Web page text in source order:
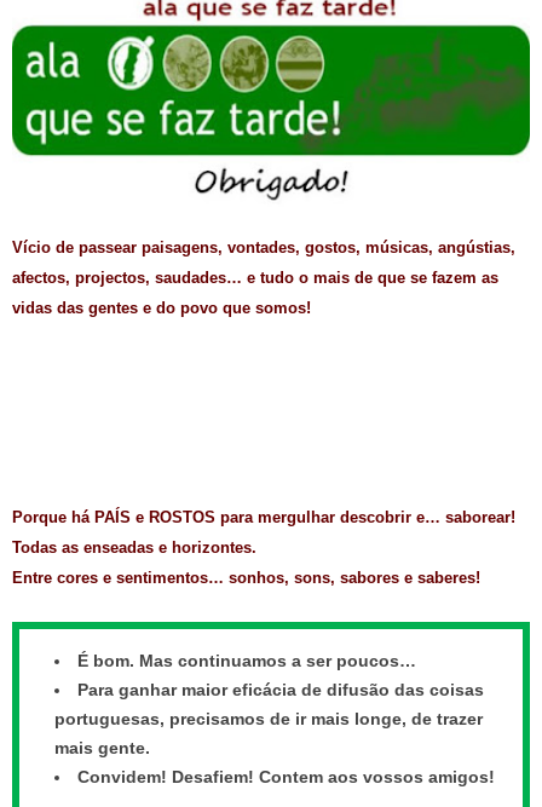
Vício de passear paisagens, vontades, gostos, músicas, angústias,
afectos, projectos, saudades… e tudo o mais de que se fazem as
vidas das gentes e do povo que somos!
Porque há PAÍS e ROSTOS para mergulhar descobrir e… saborear!
Todas as enseadas e horizontes.
Entre cores e sentimentos… sonhos, sons, sabores e saberes!
É bom. Mas continuamos a ser poucos…
Para ganhar maior eficácia de difusão das coisas
portuguesas, precisamos de ir mais longe, de trazer
mais gente.
Convidem! Desafiem! Contem aos vossos amigos!